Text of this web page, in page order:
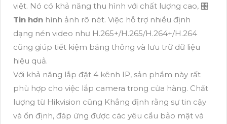
việt. Nó có khả năng thu hình với chất lượng cao, 🎛
Tin hơn hình ảnh rõ nét. Việc hỗ trợ nhiều định
dạng nén video như H.265+/H.265/H.264+/H.264
cũng giúp tiết kiệm băng thông và lưu trữ dữ liệu
hiệu quả.
Với khả năng lắp đặt 4 kênh IP, sản phẩm này rất
phù hợp cho việc lắp camera trong cửa hàng. Chất
lượng từ Hikvision cũng Khẳng định rằng sự tin cậy
và ổn định, đáp ứng được các yêu cầu bảo mật và